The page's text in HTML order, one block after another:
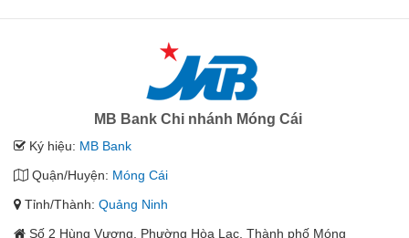
MB Bank Chi nhánh Móng Cái
Ký hiệu: MB Bank
Quận/Huyện: Móng Cái
Tỉnh/Thành: Quảng Ninh
Số 2 Hùng Vương, Phường Hòa Lạc, Thành phố Móng